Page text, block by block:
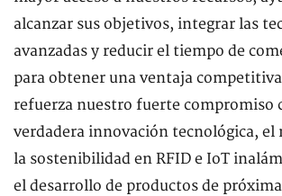
alcanzar sus objetivos, integrar las
avanzadas y reducir el tiempo de
para obtener una ventaja
refuerza nuestro fuerte compromiso
verdadera innovación tecnológica,
la sostenibilidad en RFID e IoT
el desarrollo de productos de